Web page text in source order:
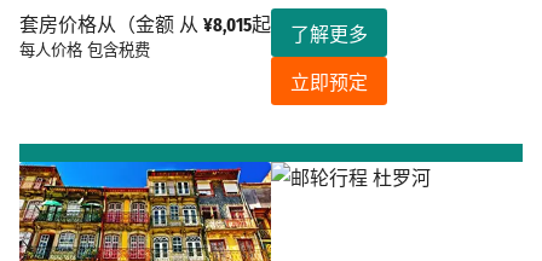
套房价格从（金额 从 ¥8,015起
每人价格 包含税费
了解更多
立即预定